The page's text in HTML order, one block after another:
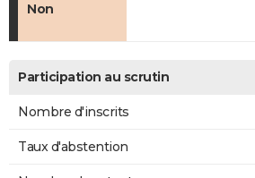
Non
Participation au scrutin
Nombre d'inscrits
Taux d'abstention